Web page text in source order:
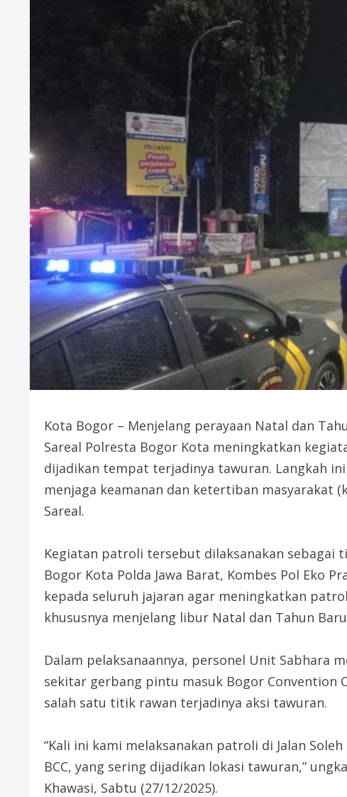
Kota Bogor – Menjelang perayaan Natal dan
Sareal Polresta Bogor Kota meningkatkan
dijadikan tempat terjadinya tawuran. Langkah
menjaga keamanan dan ketertiban masyarakat
Sareal.
Kegiatan patroli tersebut dilaksanakan sebagai
Bogor Kota Polda Jawa Barat, Kombes Pol Eko
kepada seluruh jajaran agar meningkatkan
khususnya menjelang libur Natal dan Tahun
Dalam pelaksanaannya, personel Unit Sabhara
sekitar gerbang pintu masuk Bogor Convention
salah satu titik rawan terjadinya aksi tawuran.
“Kali ini kami melaksanakan patroli di Jalan
BCC, yang sering dijadikan lokasi tawuran,”
Khawasi, Sabtu (27/12/2025).